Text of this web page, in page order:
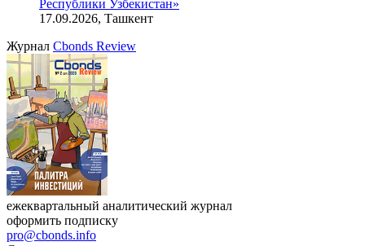
Республики Узбекистан»
17.09.2026, Ташкент
Журнал Cbonds Review
ежеквартальный аналитический журнал
оформить подписку
pro@cbonds.info